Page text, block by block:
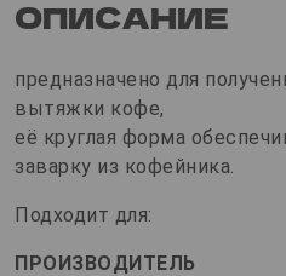
ОПИСАНИЕ
предназначено для
вытяжки кофе,
её круглая форма
заварку из кофейника.
Подходит для:
ПРОИЗВОДИТЕЛЬ